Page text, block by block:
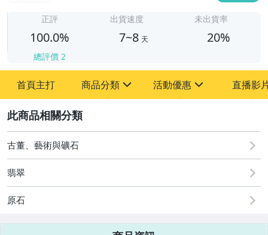
正評
100.0%
總評價 2
出貨速度
7~8 天
未出貨率
20%
首頁主打 商品分類
其它
活動優惠
[全店] 周年慶
[全店] 粉絲專享
直播影
古董、藝術與礦石
翡翠
原石